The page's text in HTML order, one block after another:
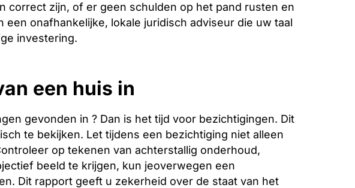
correct zijn, of er geen schulden op het pand rusten en
onafhankelijke, lokale juridisch adviseur die uw taal
investering.
een huis in
gevonden in ? Dan is het tijd voor bezichtigingen. Dit
te bekijken. Let tijdens een bezichtiging niet alleen
op tekenen van achterstallig onderhoud,
beeld te krijgen, kun jeoverwegen een
Dit rapport geeft u zekerheid over de staat van het